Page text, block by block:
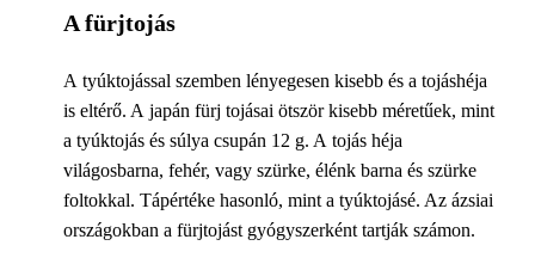
A fürjtojás
A tyúktojással szemben lényegesen kisebb és a tojáshéja
is eltérő. A japán fürj tojásai ötször kisebb méretűek, mint
a tyúktojás és súlya csupán 12 g. A tojás héja
világosbarna, fehér, vagy szürke, élénk barna és szürke
foltokkal. Tápértéke hasonló, mint a tyúktojásé. Az ázsiai
országokban a fürjtojást gyógyszerként tartják számon.